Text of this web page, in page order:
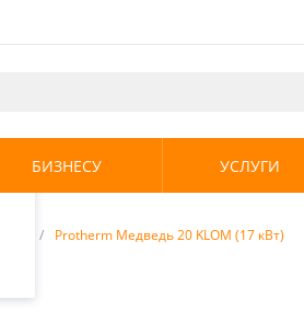
БИЗНЕСУ УСЛУГИ
/ Protherm Медведь 20 KLOM (17 кВт)